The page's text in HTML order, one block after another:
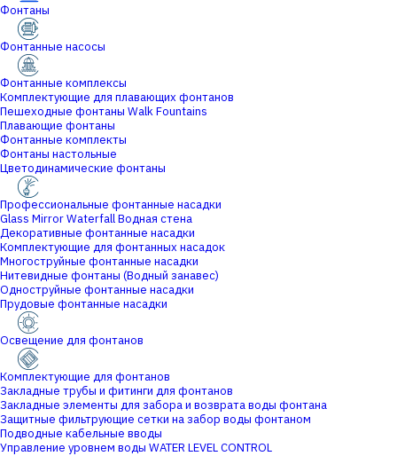
Фонтаны
Фонтанные насосы
Фонтанные комплексы
Комплектующие для плавающих фонтанов
Пешеходные фонтаны Walk Fountains
Плавающие фонтаны
Фонтанные комплекты
Фонтаны настольные
Цветодинамические фонтаны
Профессиональные фонтанные насадки
Glass Mirror Waterfall Водная стена
Декоративные фонтанные насадки
Комплектующие для фонтанных насадок
Многоструйные фонтанные насадки
Нитевидные фонтаны (Водный занавес)
Одноструйные фонтанные насадки
Прудовые фонтанные насадки
Освещение для фонтанов
Комплектующие для фонтанов
Закладные трубы и фитинги для фонтанов
Закладные элементы для забора и возврата воды фонтана
Защитные фильтрующие сетки на забор воды фонтаном
Подводные кабельные вводы
Управление уровнем воды WATER LEVEL CONTROL